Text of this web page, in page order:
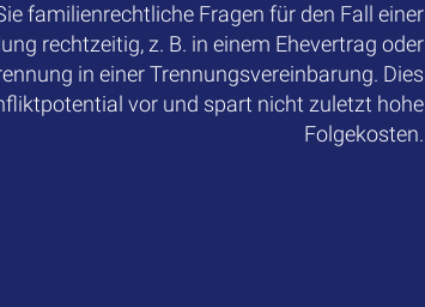
familienrechtliche Fragen für den Fall einer
rechtzeitig, z. B. in einem Ehevertrag oder
in einer Trennungsvereinbarung. Dies
vor und spart nicht zuletzt hohe
Folgekosten.